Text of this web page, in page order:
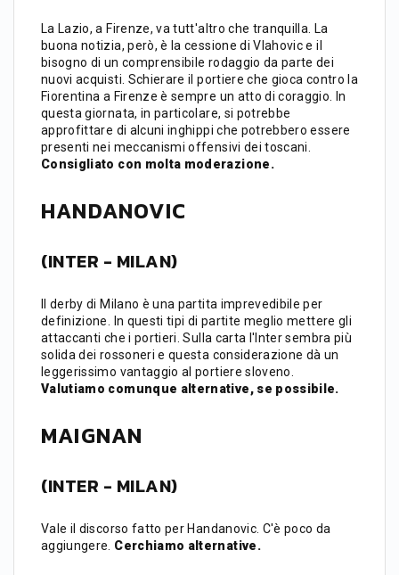
La Lazio, a Firenze, va tutt'altro che tranquilla. La
buona notizia, però, è la cessione di Vlahovic e il
bisogno di un comprensibile rodaggio da parte dei
nuovi acquisti. Schierare il portiere che gioca contro la
Fiorentina a Firenze è sempre un atto di coraggio. In
questa giornata, in particolare, si potrebbe
approfittare di alcuni inghippi che potrebbero essere
presenti nei meccanismi offensivi dei toscani.
Consigliato con molta moderazione.
HANDANOVIC
(INTER - MILAN)
Il derby di Milano è una partita imprevedibile per
definizione. In questi tipi di partite meglio mettere gli
attaccanti che i portieri. Sulla carta l'Inter sembra più
solida dei rossoneri e questa considerazione dà un
leggerissimo vantaggio al portiere sloveno.
Valutiamo comunque alternative, se possibile.
MAIGNAN
(INTER - MILAN)
Vale il discorso fatto per Handanovic. C'è poco da
aggiungere. Cerchiamo alternative.